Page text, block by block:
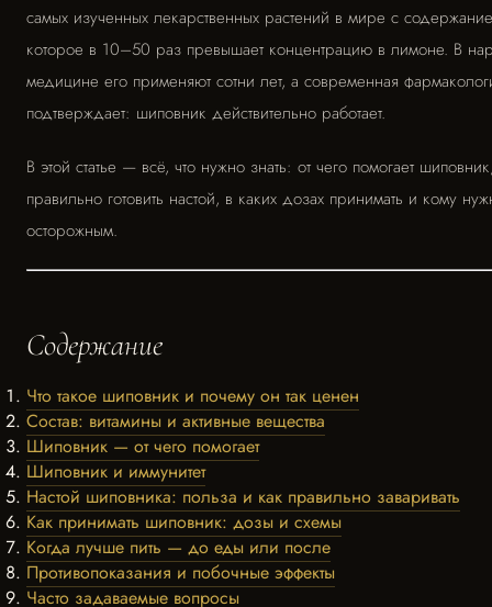
самых изученных лекарственных растений в мире с
которое в 10–50 раз превышает концентрацию в лимоне. В
медицине его применяют сотни лет, а современная
подтверждает: шиповник действительно работает.
В этой статье — всё, что нужно знать: от чего помогает
правильно готовить настой, в каких дозах принимать и кому
осторожным.
Содержание
Что такое шиповник и почему он так ценен
Состав: витамины и активные вещества
Шиповник — от чего помогает
Шиповник и иммунитет
Настой шиповника: польза и как правильно заваривать
Как принимать шиповник: дозы и схемы
Когда лучше пить — до еды или после
Противопоказания и побочные эффекты
Часто задаваемые вопросы